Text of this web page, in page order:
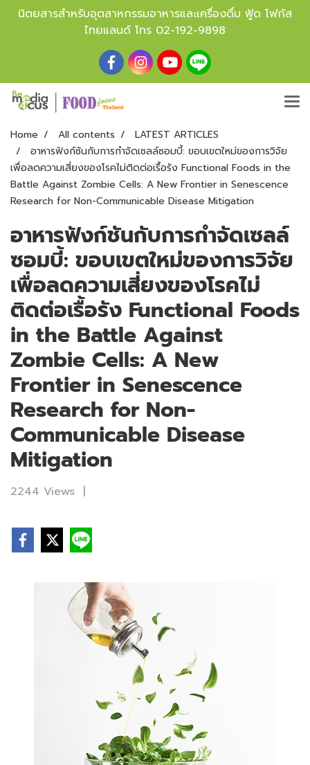
นิตยสารสำหรับอุตสาหกรรมอาหารและเครื่องดื่ม ฟู้ด โฟกัส
ไทยแลนด์ โทร 02-192-9898
Home All contents
LATEST ARTICLES
อาหารฟังก์ชันกับการกำจัดเซลล์ซอมบี้: ขอบเขตใหม่ของการวิจัย
เพื่อลดความเสี่ยงของโรคไม่ติดต่อเรื้อรัง Functional Foods in the
Battle Against Zombie Cells: A New Frontier in Senescence
Research for Non-Communicable Disease Mitigation
อาหารฟังก์ชันกับการกำจัดเซลล์
ซอมบี้: ขอบเขตใหม่ของการวิจัย
เพื่อลดความเสี่ยงของโรคไม่
ติดต่อเรื้อรัง Functional Foods
in the Battle Against
Zombie Cells: A New
Frontier in Senescence
Research for Non-
Communicable Disease
Mitigation
2244 Views |